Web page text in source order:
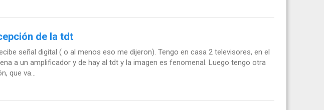
de la tdt
señal digital ( o al menos eso me dijeron). Tengo en casa 2 televisores, en el
a un amplificador y de hay al tdt y la imagen es fenomenal. Luego tengo otra
que va...